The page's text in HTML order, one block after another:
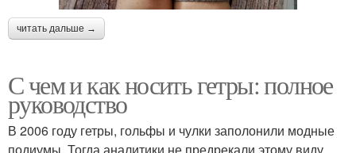
читать дальше →
С чем и как носить гетры: полное
руководство
В 2006 году гетры, гольфы и чулки заполонили модные
подиумы. Тогда аналитики не предрекали этому виду